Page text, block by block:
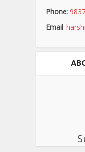
Phone:
Email: